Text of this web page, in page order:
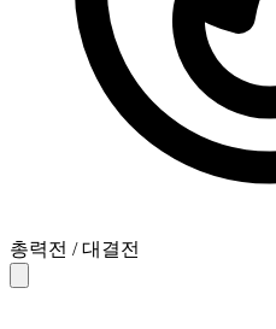
총력전 / 대결전